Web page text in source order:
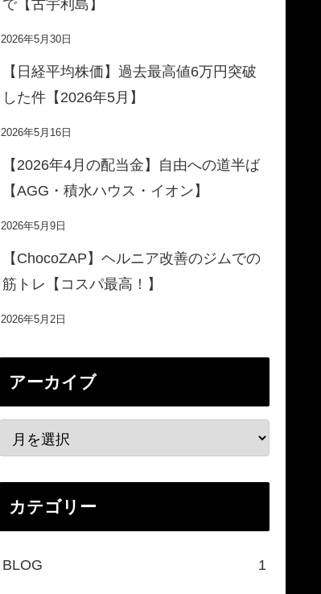
で【古宇利島】
2026年5月30日
【日経平均株価】過去最高値6万円突破
した件【2026年5月】
2026年5月16日
【2026年4月の配当金】自由への道半ば
【AGG・積水ハウス・イオン】
2026年5月9日
【ChocoZAP】ヘルニア改善のジムでの
筋トレ【コスパ最高！】
2026年5月2日
アーカイブ
カテゴリー
BLOG 1